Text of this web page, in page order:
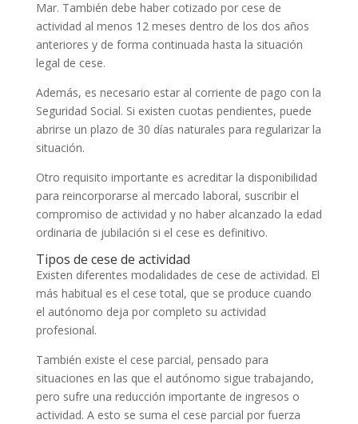
Mar. También debe haber cotizado por cese de
actividad al menos 12 meses dentro de los dos años
anteriores y de forma continuada hasta la situación
legal de cese.
Además, es necesario estar al corriente de pago con la
Seguridad Social. Si existen cuotas pendientes, puede
abrirse un plazo de 30 días naturales para regularizar la
situación.
Otro requisito importante es acreditar la disponibilidad
para reincorporarse al mercado laboral, suscribir el
compromiso de actividad y no haber alcanzado la edad
ordinaria de jubilación si el cese es definitivo.
Tipos de cese de actividad
Existen diferentes modalidades de cese de actividad. El
más habitual es el cese total, que se produce cuando
el autónomo deja por completo su actividad
profesional.
También existe el cese parcial, pensado para
situaciones en las que el autónomo sigue trabajando,
pero sufre una reducción importante de ingresos o
actividad. A esto se suma el cese parcial por fuerza